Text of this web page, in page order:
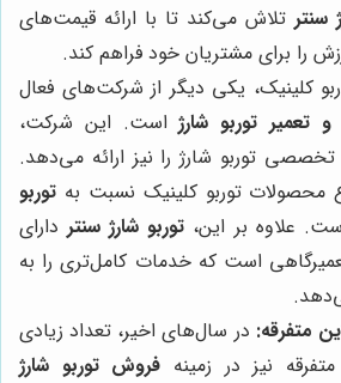
سنتر تلاش می‌کند تا با ارائه قیمت‌های
را برای مشتریان خود فراهم کند.
کلینیک، یکی دیگر از شرکت‌های فعال
تعمیر توربو شارژاست. این شرکت،
توربو شارژ را نیز ارائه می‌دهد.
محصولات توربو کلینیک نسبت به توربو
علاوه بر این، توربو شارژ سنتر دارای
است که خدمات کامل‌تری را به
متفرقه: در سال‌های اخیر، تعداد زیادی
نیز در زمینه فروش توربو شارژ